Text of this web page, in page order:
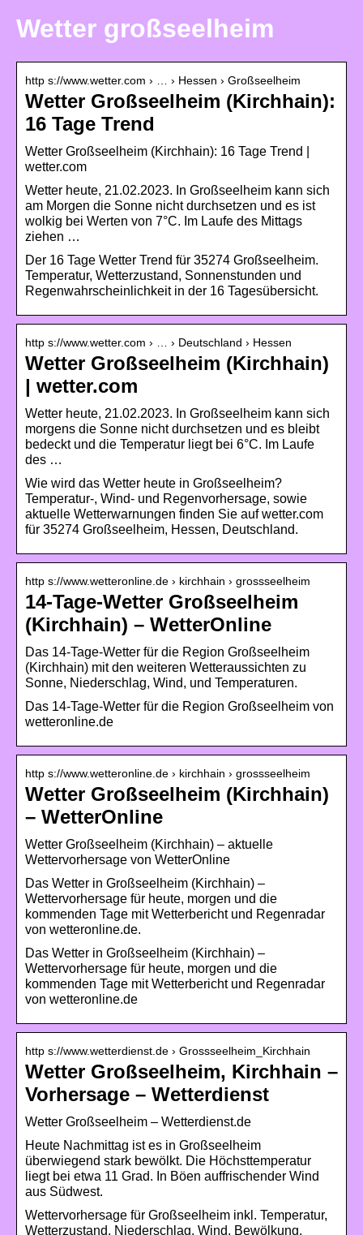
Wetter großseelheim
http s://www.wetter.com › … › Hessen › Großseelheim
Wetter Großseelheim (Kirchhain):
16 Tage Trend
Wetter Großseelheim (Kirchhain): 16 Tage Trend |
wetter.com
Wetter heute, 21.02.2023. In Großseelheim kann sich
am Morgen die Sonne nicht durchsetzen und es ist
wolkig bei Werten von 7°C. Im Laufe des Mittags
ziehen …
Der 16 Tage Wetter Trend für 35274 Großseelheim.
Temperatur, Wetterzustand, Sonnenstunden und
Regenwahrscheinlichkeit in der 16 Tagesübersicht.
http s://www.wetter.com › … › Deutschland › Hessen
Wetter Großseelheim (Kirchhain)
| wetter.com
Wetter heute, 21.02.2023. In Großseelheim kann sich
morgens die Sonne nicht durchsetzen und es bleibt
bedeckt und die Temperatur liegt bei 6°C. Im Laufe
des …
Wie wird das Wetter heute in Großseelheim?
Temperatur-, Wind- und Regenvorhersage, sowie
aktuelle Wetterwarnungen finden Sie auf wetter.com
für 35274 Großseelheim, Hessen, Deutschland.
http s://www.wetteronline.de › kirchhain › grossseelheim
14-Tage-Wetter Großseelheim
(Kirchhain) – WetterOnline
Das 14-Tage-Wetter für die Region Großseelheim
(Kirchhain) mit den weiteren Wetteraussichten zu
Sonne, Niederschlag, Wind, und Temperaturen.
Das 14-Tage-Wetter für die Region Großseelheim von
wetteronline.de
http s://www.wetteronline.de › kirchhain › grossseelheim
Wetter Großseelheim (Kirchhain)
– WetterOnline
Wetter Großseelheim (Kirchhain) – aktuelle
Wettervorhersage von WetterOnline
Das Wetter in Großseelheim (Kirchhain) –
Wettervorhersage für heute, morgen und die
kommenden Tage mit Wetterbericht und Regenradar
von wetteronline.de.
Das Wetter in Großseelheim (Kirchhain) –
Wettervorhersage für heute, morgen und die
kommenden Tage mit Wetterbericht und Regenradar
von wetteronline.de
http s://www.wetterdienst.de › Grossseelheim_Kirchhain
Wetter Großseelheim, Kirchhain –
Vorhersage – Wetterdienst
Wetter Großseelheim – Wetterdienst.de
Heute Nachmittag ist es in Großseelheim
überwiegend stark bewölkt. Die Höchsttemperatur
liegt bei etwa 11 Grad. In Böen auffrischender Wind
aus Südwest.
Wettervorhersage für Großseelheim inkl. Temperatur,
Wetterzustand, Niederschlag, Wind, Bewölkung.